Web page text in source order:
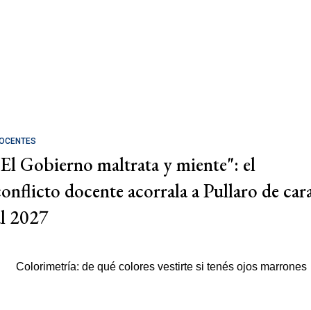
Gobierno maltrata y miente": el
docente acorrala a Pullaro de
2027